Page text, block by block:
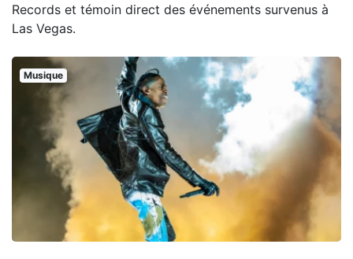
Records et témoin direct des événements survenus à
Las Vegas.
Musique